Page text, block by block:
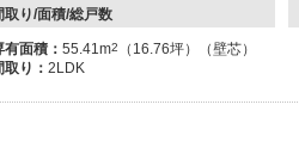
取り/面積/総戸数
有面積： 55.41m2
（16.76坪）（壁芯）
取り： 2LDK